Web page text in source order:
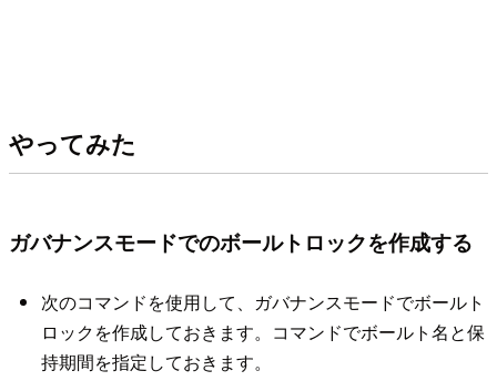
やってみた
ガバナンスモードでのボールトロックを作成する
次のコマンドを使用して、ガバナンスモードでボールト
ロックを作成しておきます。コマンドでボールト名と保
持期間を指定しておきます。